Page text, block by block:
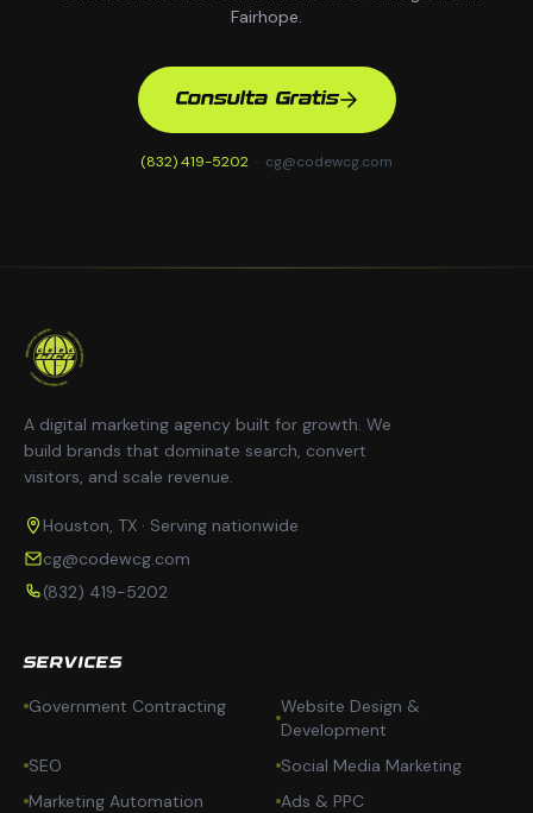
Fairhope.
Consulta Gratis
(832) 419-5202 · cg@codewcg.com
A digital marketing agency built for growth. We
build brands that dominate search, convert
visitors, and scale revenue.
Houston, TX · Serving nationwide
cg@codewcg.com
(832) 419-5202
SERVICES
Government Contracting
Website Design &
Development
SEO
Social Media Marketing
Marketing Automation
Ads & PPC